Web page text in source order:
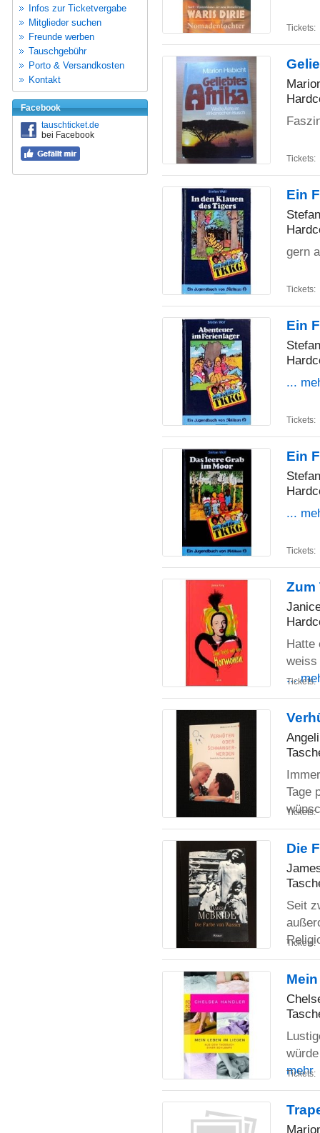
Infos zur Ticketvergabe
Mitglieder suchen
Freunde werben
Tauschgebühr
Porto & Versandkosten
Kontakt
Facebook
tauschticket.de
bei Facebook
Tickets:
Tickets:
Ein
gern
Tickets:
Ein
...
Tickets:
Ein
...
Tickets:
Zum
Hatte
weiss
...
Tickets:
Tage
Tickets:
Die
Seit
Tickets:
mehr
Tickets: